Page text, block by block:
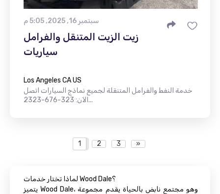
سبتمبر 16, 2025, 5:05 م
زيت الزيت المتنقل والفرامل
سياريات
Los Angeles CA US
خدمة النفط والفرامل المتنقلة لجميع نماذج السيارات اتصل
الآن: 323-676-2323...
1 2 3 »
لماذا تختار خدمات Wood Dale؟
يتميز Wood Dale، وهو مجتمع نابض بالحياة يقدم مجموعة